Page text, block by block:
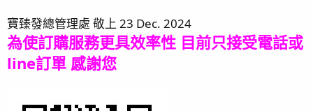
寶臻發總管理處 敬上 23 Dec. 2024
為使訂購服務更具效率性 目前只接受電話或
line訂單 感謝您